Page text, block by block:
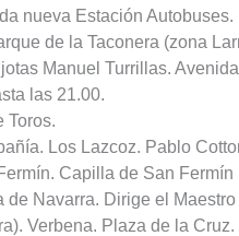
nueva Estación Autobuses.
de la Taconera (zona
Manuel Turrillas.
las 21.00.
Toros.
Los Lazcoz. Pablo
Capilla de San
de Navarra. Dirige el
Verbena. Plaza de la